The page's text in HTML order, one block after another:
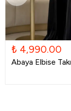
₺ 4,990.00
Abaya Elbise